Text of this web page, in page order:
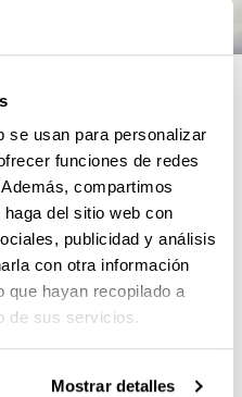
se usan para personalizar
funciones de redes
compartimos
del sitio web con
publicidad y análisis
con otra información
que hayan recopilado a
de sus servicios.
Mostrar detalles
ESTE
afrontar los nuevos
la profesión farmacéutica
experto, en
del Consejo General
Gipuzkoa y
de Farmacia del
Gobierno Vasco, en el